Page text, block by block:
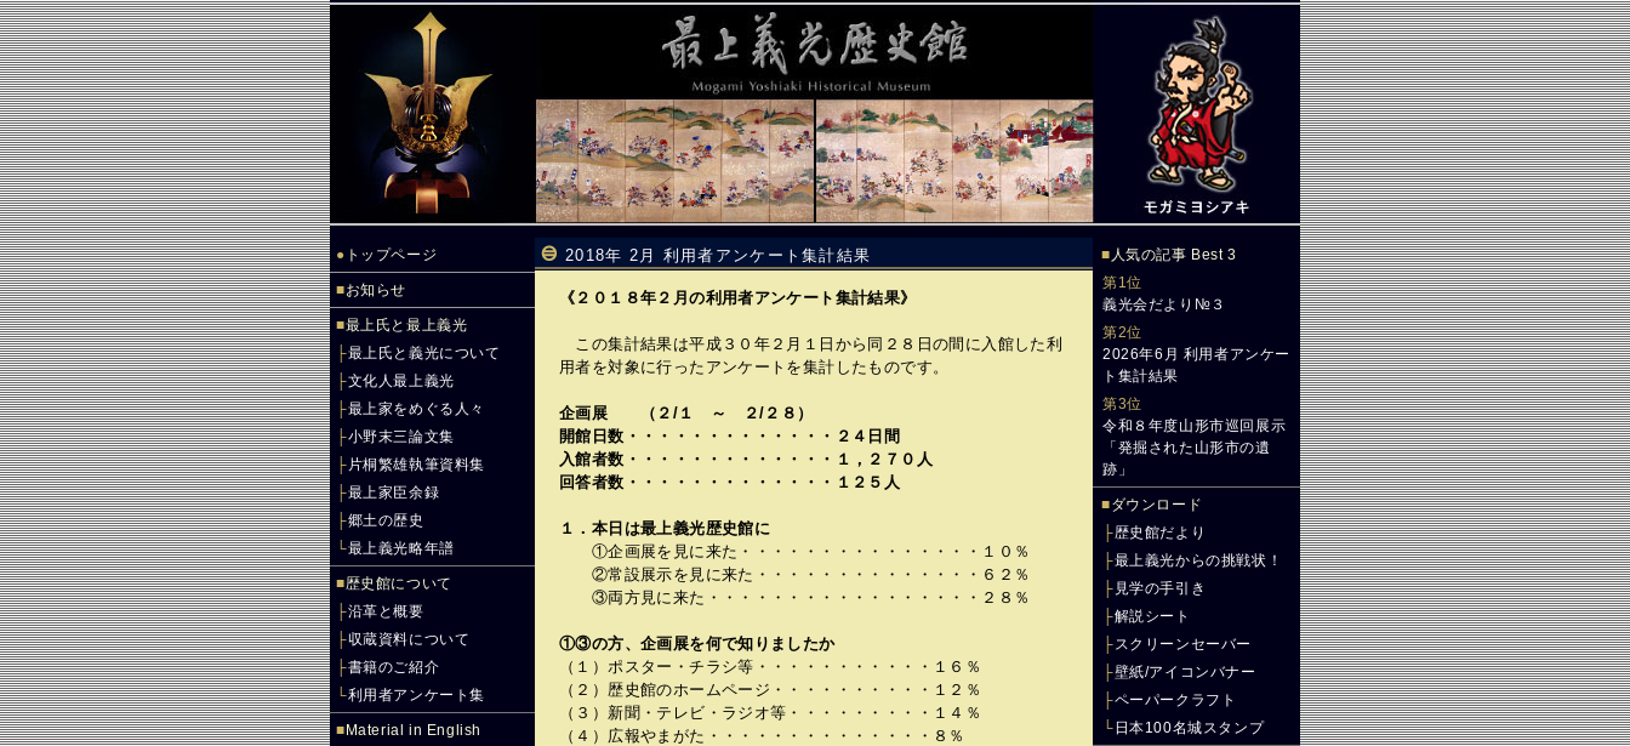
● トップページ
■お知らせ
■最上氏と最上義光
├最上氏と義光について
├文化人最上義光
├最上家をめぐる人々
├小野末三論文集
├ 片桐繁雄執筆資料集
├最上家臣余録
├郷土の歴史
└最上義光略年譜
■歴史館について
├沿革と概要
├収蔵資料について
├書籍のご紹介
└利用者アンケート集
■ Material in English
2018年 2月 利用者アンケート集計結果
《２０１８年２月の利用者アンケート集計結果》
この集計結果は平成３０年２月１日から同２８日の間に入館した利
用者を対象に行ったアンケートを集計したものです。
企画展 （２/１ ～ ２/２８）
開館日数・・・・・・・・・・・・・２４日間
入館者数・・・・・・・・・・・・・１，２７０人
回答者数・・・・・・・・・・・・・１２５人
１．本日は最上義光歴史館に
①企画展を見に来た・・・・・・・・・・・・・・・１０％
②常設展示を見に来た・・・・・・・・・・・・・・６２％
③両方見に来た・・・・・・・・・・・・・・・・・２８％
①③の方、企画展を何で知りましたか
（１）ポスター・チラシ等・・・・・・・・・・・１６％
（２）歴史館のホームページ・・・・・・・・・・１２％
（３）新聞・テレビ・ラジオ等・・・・・・・・・１４％
（４）広報やまがた・・・・・・・・・・・・・・８％
■ 人気の記事 Best 3
第1位
義光会だより№３
第2位
2026年6月 利用者アンケー
ト集計結果
第3位
令和８年度山形市巡回展示
「発掘された山形市の遺
跡」
■ダウンロード
├歴史館だより
├最上義光からの挑戦状！
├ 見学の手引き
├解説シート
├スクリーンセーバー
├壁紙/アイコンバナー
├ペーパークラフト
└ 日本100名城スタンプ